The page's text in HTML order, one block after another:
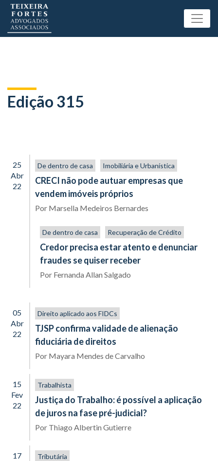
Edição 315
25
Abr
22
De dentro de casa Imobiliária e Urbanística
CRECI não pode autuar empresas que
vendem imóveis próprios
Por Marsella Medeiros Bernardes
De dentro de casa Recuperação de Crédito
Credor precisa estar atento e denunciar
fraudes se quiser receber
Por Fernanda Allan Salgado
05
Abr
22
Direito aplicado aos FIDCs
TJSP confirma validade de alienação
fiduciária de direitos
Por Mayara Mendes de Carvalho
15
Fev
22
Trabalhista
Justiça do Trabalho: é possível a aplicação
de juros na fase pré-judicial?
Por Thiago Albertin Gutierre
17
Tributária